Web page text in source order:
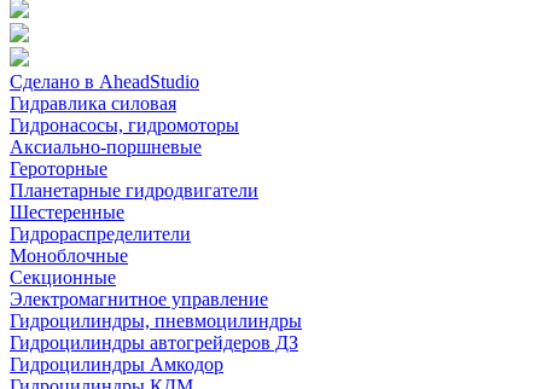
Сделано в AheadStudio
Гидравлика силовая
Гидронасосы, гидромоторы
Аксиально-поршневые
Героторные
Планетарные гидродвигатели
Шестеренные
Гидрораспределители
Моноблочные
Секционные
Электромагнитное управление
Гидроцилиндры, пневмоцилиндры
Гидроцилиндры автогрейдеров ДЗ
Гидроцилиндры Амкодор